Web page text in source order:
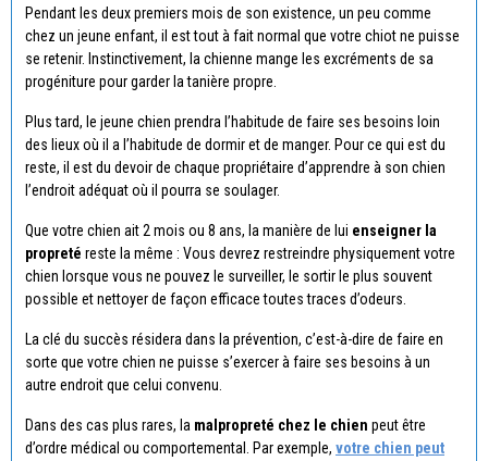
Pendant les deux premiers mois de son existence, un peu comme
chez un jeune enfant, il est tout à fait normal que votre chiot ne puisse
se retenir. Instinctivement, la chienne mange les excréments de sa
progéniture pour garder la tanière propre.
Plus tard, le jeune chien prendra l’habitude de faire ses besoins loin
des lieux où il a l’habitude de dormir et de manger. Pour ce qui est du
reste, il est du devoir de chaque propriétaire d’apprendre à son chien
l’endroit adéquat où il pourra se soulager.
Que votre chien ait 2 mois ou 8 ans, la manière de lui enseigner la
propreté reste la même : Vous devrez restreindre physiquement votre
chien lorsque vous ne pouvez le surveiller, le sortir le plus souvent
possible et nettoyer de façon efficace toutes traces d’odeurs.
La clé du succès résidera dans la prévention, c’est-à-dire de faire en
sorte que votre chien ne puisse s’exercer à faire ses besoins à un
autre endroit que celui convenu.
Dans des cas plus rares, la malpropreté chez le chien peut être
d’ordre médical ou comportemental. Par exemple, votre chien peut